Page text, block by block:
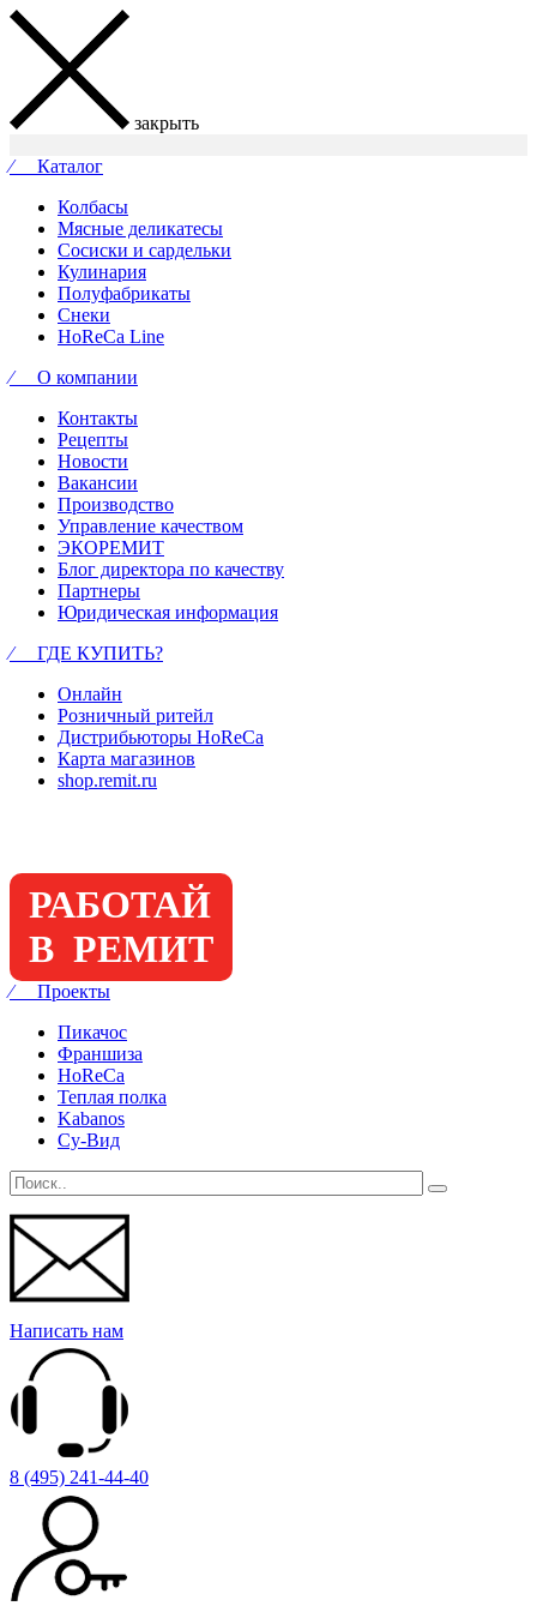
закрыть
⁄ Каталог
Колбасы
Мясные деликатесы
Сосиски и сардельки
Кулинария
Полуфабрикаты
Снеки
HoReCa Line
⁄ О компании
Контакты
Рецепты
Новости
Вакансии
Производство
Управление качеством
ЭКОРЕМИТ
Блог директора по качеству
Партнеры
Юридическая информация
⁄ ГДЕ КУПИТЬ?
Онлайн
Розничный ритейл
Дистрибьюторы HoReCa
Карта магазинов
shop.remit.ru
РАБОТАЙ
В РЕМИТ
⁄ Проекты
Пикачос
Франшиза
HoReCa
Теплая полка
Kabanos
Су-Вид
Написать нам
8 (495) 241-44-40